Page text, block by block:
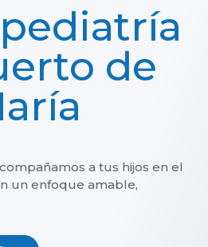
de
a tus hijos en el
un enfoque amable,